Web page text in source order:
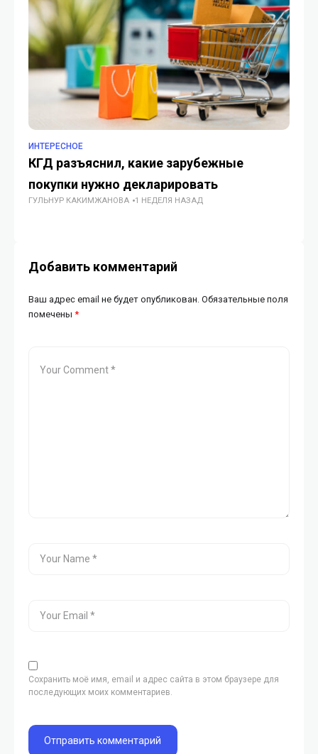
ИНТЕРЕСНОЕ
КГД разъяснил, какие зарубежные
покупки нужно декларировать
ГУЛЬНУР КАКИМЖАНОВА 1 НЕДЕЛЯ НАЗАД
Добавить комментарий
Ваш адрес email не будет опубликован. Обязательные поля
помечены *
Сохранить моё имя, email и адрес сайта в этом браузере для
последующих моих комментариев.